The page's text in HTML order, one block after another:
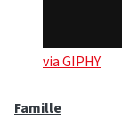
via GIPHY
Famille